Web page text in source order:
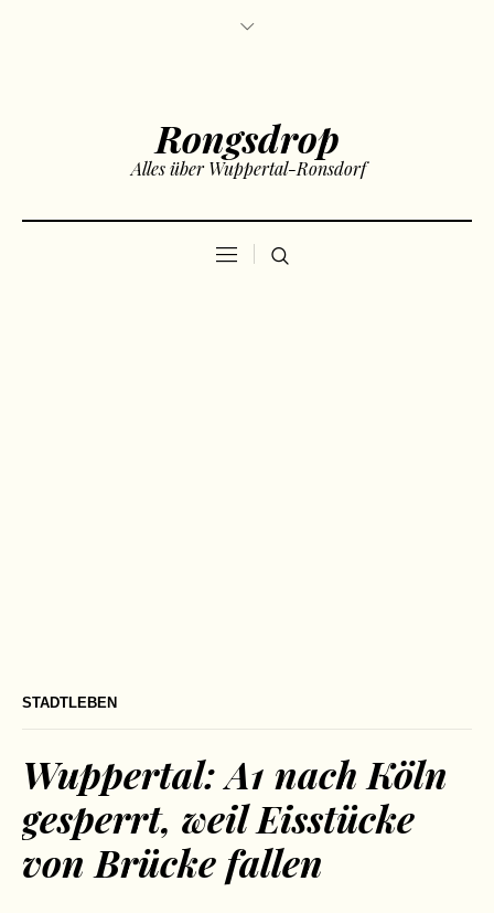
Rongsdrop
Alles über Wuppertal-Ronsdorf
STADTLEBEN
Wuppertal: A1 nach Köln
gesperrt, weil Eisstücke
von Brücke fallen